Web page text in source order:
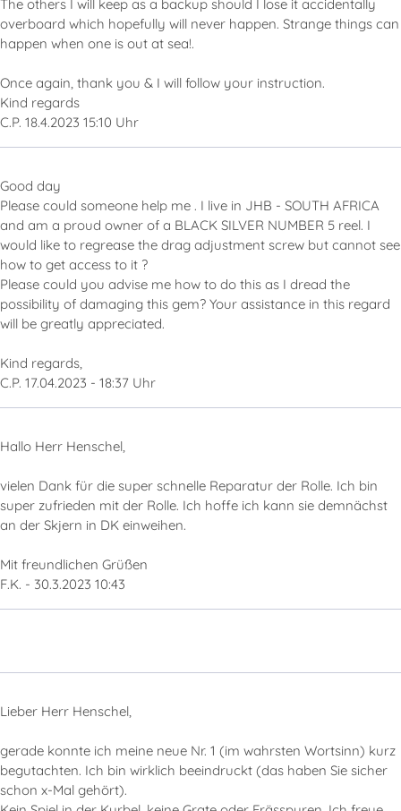
The others I will keep as a backup should I lose it accidentally
overboard which hopefully will never happen. Strange things can
happen when one is out at sea!.
Once again, thank you & I will follow your instruction.
Kind regards
C.P. 18.4.2023 15:10 Uhr
Good day
Please could someone help me . I live in JHB - SOUTH AFRICA
and am a proud owner of a BLACK SILVER NUMBER 5 reel. I
would like to regrease the drag adjustment screw but cannot see
how to get access to it ?
Please could you advise me how to do this as I dread the
possibility of damaging this gem? Your assistance in this regard
will be greatly appreciated.
Kind regards,
C.P. 17.04.2023 - 18:37 Uhr
Hallo Herr Henschel,
vielen Dank für die super schnelle Reparatur der Rolle. Ich bin
super zufrieden mit der Rolle. Ich hoffe ich kann sie demnächst
an der Skjern in DK einweihen.
Mit freundlichen Grüßen
F.K. - 30.3.2023 10:43
Lieber Herr Henschel,
gerade konnte ich meine neue Nr. 1 (im wahrsten Wortsinn) kurz
begutachten. Ich bin wirklich beeindruckt (das haben Sie sicher
schon x-Mal gehört).